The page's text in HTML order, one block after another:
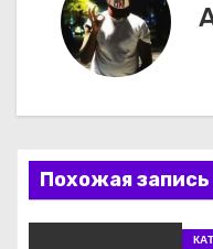
а
ц
и
Похожая запись